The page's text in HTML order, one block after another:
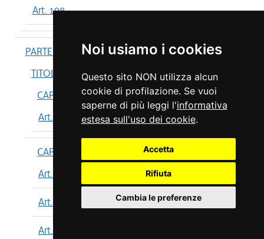
Noi usiamo i cookies
Questo sito NON utilizza alcun
cookie di profilazione. Se vuoi
saperne di più leggi l'informativa
estesa sull'uso dei cookie.
Accetta
Rifiuta
Cambia le preferenze
Art. 198
PARTE IV
TITOLO I
CAPO I
Art. 199
CAPO II
Art. 200
Art. 201
Art. 202